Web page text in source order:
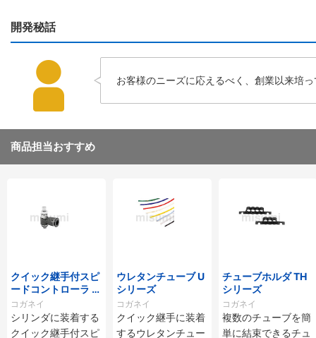
開発秘話
お客様のニーズに応えるべく、創業以来培
商品担当おすすめ
クイック継手付スピ
ードコントローラ ス
タンダードタイプ S
C□-M・SS□-Mシ
リーズ
コガネイ
シリンダに装着する
クイック継手付スピ
ウレタンチューブ U
シリーズ
コガネイ
クイック継手に装着
するウレタンチュー
チューブホルダ TH
シリーズ
コガネイ
複数のチューブを簡
単に結束できるチュ